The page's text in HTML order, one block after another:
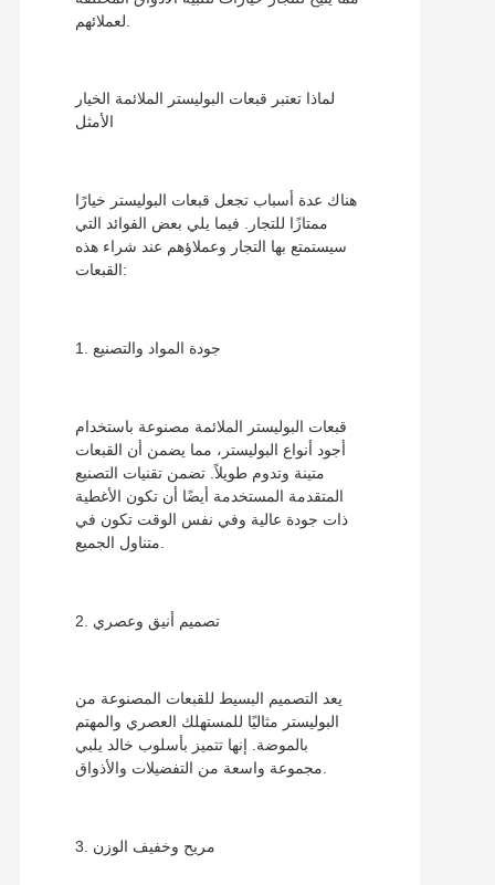
لماذا تعتبر قبعات البوليستر الملائمة الخيار
الأمثل
هناك عدة أسباب تجعل قبعات البوليستر خيارًا
ممتازًا للتجار. فيما يلي بعض الفوائد التي
سيستمتع بها التجار وعملاؤهم عند شراء هذه
القبعات:
قبعات البوليستر الملائمة مصنوعة باستخدام
أجود أنواع البوليستر، مما يضمن أن القبعات
متينة وتدوم طويلاً. تضمن تقنيات التصنيع
المتقدمة المستخدمة أيضًا أن تكون الأغطية
ذات جودة عالية وفي نفس الوقت تكون في
2. تصميم أنيق وعصري
يعد التصميم البسيط للقبعات المصنوعة من
البوليستر مثاليًا للمستهلك العصري والمهتم
بالموضة. إنها تتميز بأسلوب خالد يلبي
مجموعة واسعة من التفضيلات والأذواق.